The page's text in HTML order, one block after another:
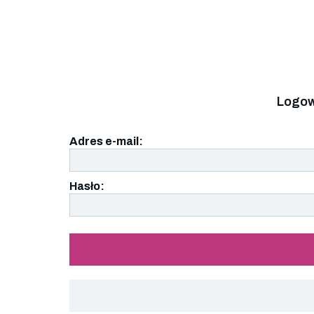
Adres e-mail:
Hasło: